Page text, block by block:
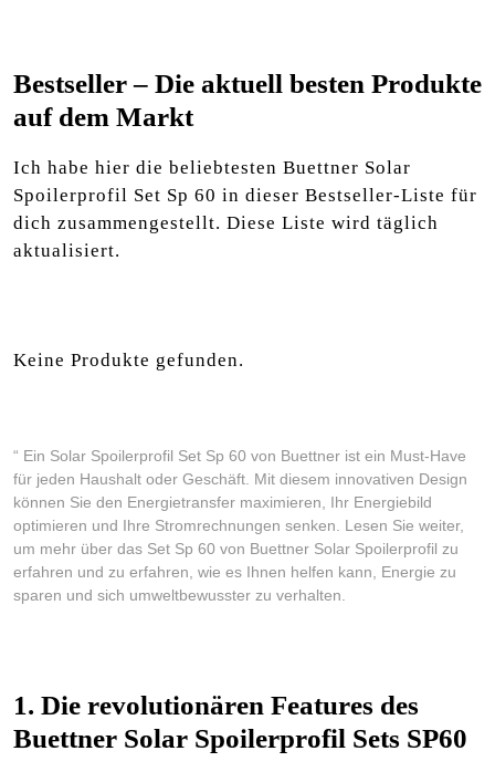
Bestseller – Die aktuell besten Produkte
auf dem Markt
Ich habe hier die beliebtesten Buettner Solar
Spoilerprofil Set Sp 60 in dieser Bestseller-Liste für
dich zusammengestellt. Diese Liste wird täglich
aktualisiert.
Keine Produkte gefunden.
“ Ein Solar Spoilerprofil Set Sp 60 von Buettner ist ein Must-Have
für jeden Haushalt oder Geschäft. Mit diesem innovativen Design
können Sie den Energietransfer maximieren, Ihr Energiebild
optimieren und Ihre Stromrechnungen senken. Lesen Sie weiter,
um mehr über das Set Sp 60 von Buettner Solar Spoilerprofil zu
erfahren und zu erfahren, wie es Ihnen helfen kann, Energie zu
sparen und sich umweltbewusster zu verhalten.
1. Die revolutionären Features des
Buettner Solar Spoilerprofil Sets SP60